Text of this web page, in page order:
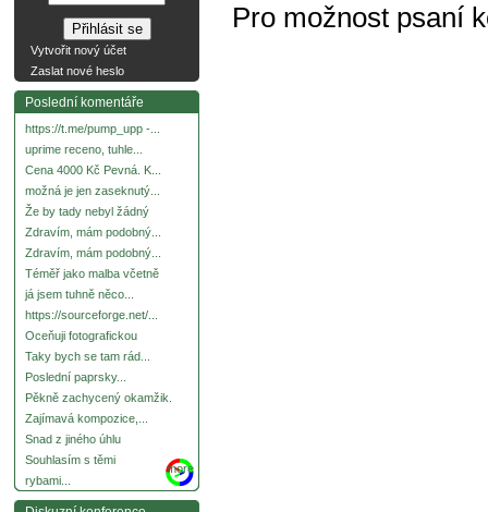
Vytvořit nový účet
Zaslat nové heslo
Poslední komentáře
https://t.me/pump_upp -...
uprime receno, tuhle...
Cena 4000 Kč Pevná. K...
možná je jen zaseknutý...
Že by tady nebyl žádný
Zdravím, mám podobný...
Zdravím, mám podobný...
Téměř jako malba včetně
já jsem tuhně něco...
https://sourceforge.net/...
Oceňuji fotografickou
Taky bych se tam rád...
Poslední paprsky...
Pěkně zachycený okamžik.
Zajímavá kompozice,...
Snad z jiného úhlu
Souhlasím s těmi
rybami...
more
Pro možnost psaní